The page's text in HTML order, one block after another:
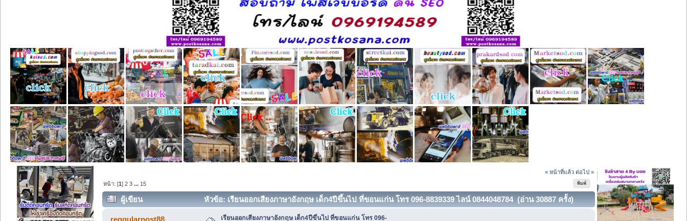
« หน้าที่แล้ว ต่อไป »
พิมพ์
หน้า: [1]2 3 ... 15
ผู้เขียน หัวข้อ: เรียนออกเสียงภาษาอังกฤษ เด็ก4ปีขึ้นไป ที่ขอนแก่น โทร 096-8839339 ไลน์ 0844048784 (อ่าน 30887 ครั้ง)
เรียนออกเสียงภาษาอังกฤษ เด็ก4ปีขึ้นไป ที่ขอนแก่น โทร 096-